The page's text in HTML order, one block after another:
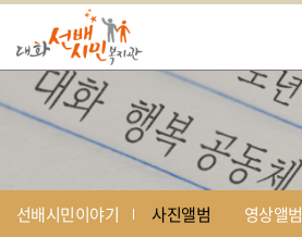
선배시민이야기 사진앨범 영상앨범